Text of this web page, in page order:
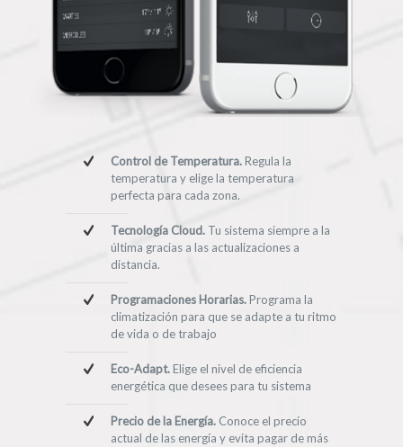
Control de Temperatura.Regula la
temperatura y elige la temperatura
perfecta para cada zona.
Tecnología Cloud. Tu sistema siempre a la
última gracias a las actualizaciones a
distancia.
Programaciones Horarias.Programa la
climatización para que se adapte a tu ritmo
de vida o de trabajo
Eco-Adapt.Elige el nivel de eficiencia
energética que desees para tu sistema
Precio de la Energía. Conoce el precio
actual de las energía y evita pagar de más